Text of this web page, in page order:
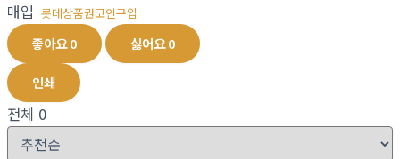
매입 롯데상품권코인구입
좋아요0 싫어요0
인쇄
전체 0